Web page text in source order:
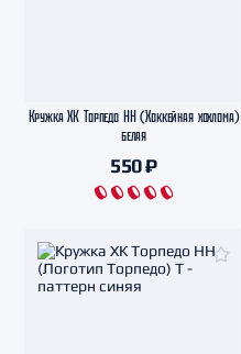
Кружка ХК Торпедо НН (Хоккейная хохлома)
белая
550 ₽